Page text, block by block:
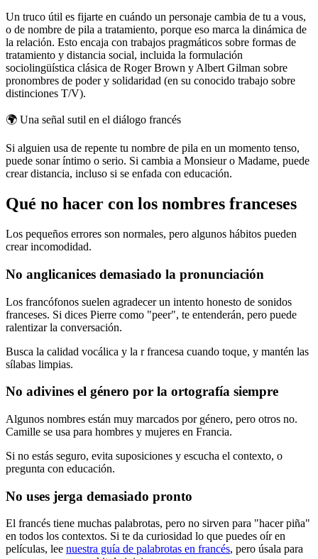
Un truco útil es fijarte en cuándo un personaje cambia de tu a vous,
o de nombre de pila a tratamiento, porque eso marca la dinámica de
la relación. Esto encaja con trabajos pragmáticos sobre formas de
tratamiento y distancia social, incluida la formulación
sociolingüística clásica de Roger Brown y Albert Gilman sobre
pronombres de poder y solidaridad (en su conocido trabajo sobre
distinciones T/V).
🌍 Una señal sutil en el diálogo francés
Si alguien usa de repente tu nombre de pila en un momento tenso,
puede sonar íntimo o serio. Si cambia a Monsieur o Madame, puede
crear distancia, incluso si se enfada con educación.
Qué no hacer con los nombres franceses
Los pequeños errores son normales, pero algunos hábitos pueden
crear incomodidad.
No anglicanices demasiado la pronunciación
Los francófonos suelen agradecer un intento honesto de sonidos
franceses. Si dices Pierre como "peer", te entenderán, pero puede
ralentizar la conversación.
Busca la calidad vocálica y la r francesa cuando toque, y mantén las
sílabas limpias.
No adivines el género por la ortografía siempre
Algunos nombres están muy marcados por género, pero otros no.
Camille se usa para hombres y mujeres en Francia.
Si no estás seguro, evita suposiciones y escucha el contexto, o
pregunta con educación.
No uses jerga demasiado pronto
El francés tiene muchas palabrotas, pero no sirven para "hacer piña"
en todos los contextos. Si te da curiosidad lo que puedes oír en
películas, lee nuestra guía de palabrotas en francés, pero úsala para